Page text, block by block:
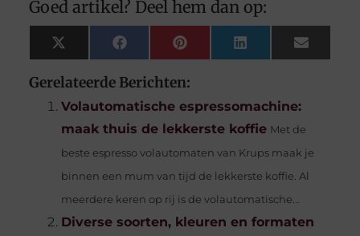
Goed artikel? Deel hem dan op:
X
(Twitter)
FacebookPinterest LinkedIn Email
Gerelateerde Berichten:
Volautomatische espressomachine:
maak thuis de lekkerste koffie Met de
beste espresso volautomaten van Krups maak je
binnen een mum van tijd de lekkerste koffie. Al
meerdere keren op rij is de volautomatische...
Diverse soorten, kleuren en formaten